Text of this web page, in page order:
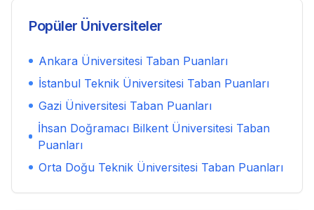
Popüler Üniversiteler
Ankara Üniversitesi Taban Puanları
İstanbul Teknik Üniversitesi Taban Puanları
Gazi Üniversitesi Taban Puanları
İhsan Doğramacı Bilkent Üniversitesi Taban
Puanları
Orta Doğu Teknik Üniversitesi Taban Puanları